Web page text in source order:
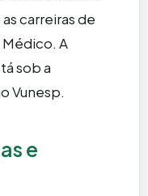
carreiras de
A
sob a
Vunesp.
e